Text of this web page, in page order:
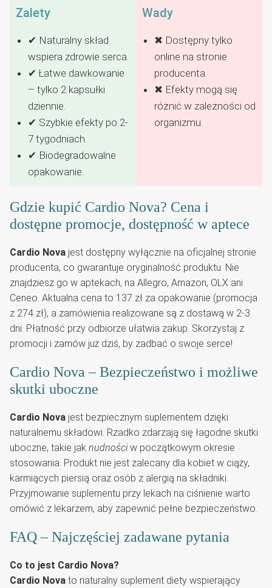
Zalety
✔ Naturalny skład
wspiera zdrowie serca.
✔ Łatwe dawkowanie
– tylko 2 kapsułki
dziennie.
✔ Szybkie efekty po 2-
7 tygodniach.
✔ Biodegradowalne
opakowanie.
Wady
✖ Dostępny tylko
online na stronie
producenta.
✖ Efekty mogą się
różnić w zależności od
organizmu.
Gdzie kupić Cardio Nova? Cena i
dostępne promocje, dostępność w aptece
Cardio Nova jest dostępny wyłącznie na oficjalnej stronie
producenta, co gwarantuje oryginalność produktu. Nie
znajdziesz go w aptekach, na Allegro, Amazon, OLX ani
Ceneo. Aktualna cena to 137 zł za opakowanie (promocja
z 274 zł), a zamówienia realizowane są z dostawą w 2-3
dni. Płatność przy odbiorze ułatwia zakup. Skorzystaj z
promocji i zamów już dziś, by zadbać o swoje serce!
Cardio Nova – Bezpieczeństwo i możliwe
skutki uboczne
Cardio Nova jest bezpiecznym suplementem dzięki
naturalnemu składowi. Rzadko zdarzają się łagodne skutki
uboczne, takie jak nudnościw początkowym okresie
stosowania. Produkt nie jest zalecany dla kobiet w ciąży,
karmiących piersią oraz osób z alergią na składniki.
Przyjmowanie suplementu przy lekach na ciśnienie warto
omówić z lekarzem, aby zapewnić pełne bezpieczeństwo.
FAQ – Najczęściej zadawane pytania
Co to jest Cardio Nova?
Cardio Nova to naturalny suplement diety wspierający